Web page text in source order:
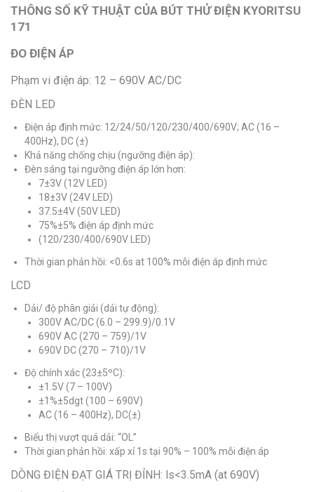
THÔNG SỐ KỸ THUẬT CỦA BÚT THỬ ĐIỆN KYORITSU
171
ĐO ĐIỆN ÁP
Phạm vi điện áp: 12 – 690V AC/DC
ĐÈN LED
Điện áp định mức: 12/24/50/120/230/400/690V; AC (16 –
400Hz), DC (±)
Khả năng chống chịu (ngưỡng điện áp):
Đèn sáng tại ngưỡng điện áp lớn hơn:
7±3V (12V LED)
18±3V (24V LED)
37.5±4V (50V LED)
75%±5% điện áp định mức
(120/230/400/690V LED)
Thời gian phản hồi: <0.6s at 100% mỗi điện áp định mức
LCD
Dải/ độ phân giải (dải tự động):
300V AC/DC (6.0 – 299.9)/0.1V
690V AC (270 – 759)/1V
690V DC (270 – 710)/1V
Độ chính xác (23±5ºC):
±1.5V (7 – 100V)
±1%±5dgt (100 – 690V)
AC (16 – 400Hz), DC(±)
Biểu thị vượt quá dải: “OL”
Thời gian phản hồi: xấp xỉ 1s tại 90% – 100% mỗi điện áp
DÒNG ĐIỆN ĐẠT GIÁ TRỊ ĐỈNH: ls<3.5mA (at 690V)